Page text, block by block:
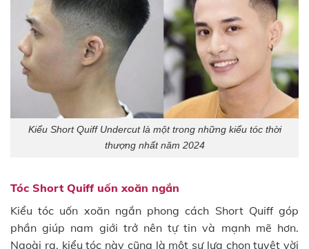
Kiểu Short Quiff Undercut là một trong những kiểu tóc thời
thượng nhất năm 2024
Tóc Short Quiff uốn xoăn ngắn
Kiểu tóc uốn xoăn ngắn phong cách Short Quiff góp
phần giúp nam giới trở nên tự tin và mạnh mẽ hơn.
Ngoài ra, kiểu tóc này cũng là một sự lựa chọn tuyệt vời